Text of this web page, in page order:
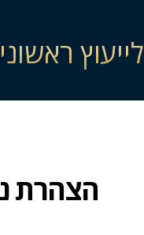
לייעוץ
הצהרת